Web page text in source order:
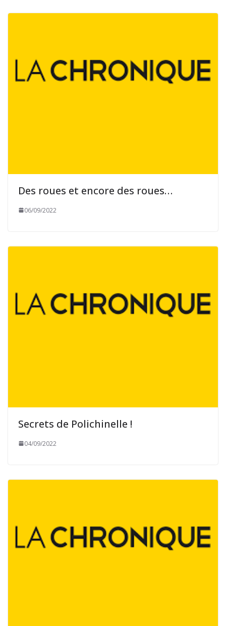
Des roues et encore des roues…
06/09/2022
Secrets de Polichinelle !
04/09/2022